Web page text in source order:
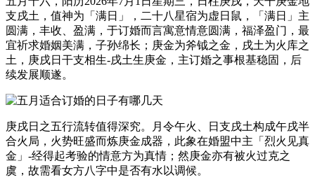
支戌土，值神为「满日」，二十八星宿为虚日鼠，「满日」主
圆满，丰收、盈满，于订婚而言寓意情意圆满，福泽盈门，最
宜祈求婚姻美满，子孙绵长；庚金为斧钺之金，戌土为火库之
土，庚戌日干支相生-戌土生庚金，主订婚之事根基稳固，后
续发展顺遂。
庚戌日之五行流转值得深究。月令午火、日支戌土构成午戌半
合火局，火势旺盛而炼庚金成器，此象在婚盟中主「烈火见真
金」-经得起考验的情意方为真情；然庚金亦有被火过克之
虞，故需看女方八字中是否有水以调候。